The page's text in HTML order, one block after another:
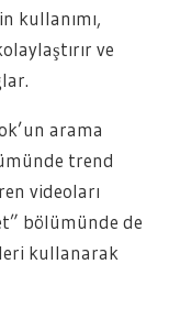
kullanımı,
ve
arama
trend
videoları
bölümünde de
kullanarak